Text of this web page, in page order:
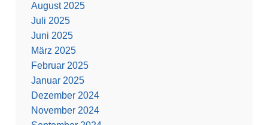
August 2025
Juli 2025
Juni 2025
März 2025
Februar 2025
Januar 2025
Dezember 2024
November 2024